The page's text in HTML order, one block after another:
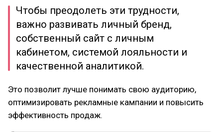
Чтобы преодолеть эти трудности,
важно развивать личный бренд,
собственный сайт с личным
кабинетом, системой лояльности и
качественной аналитикой.
Это позволит лучше понимать свою аудиторию,
оптимизировать рекламные кампании и повысить
эффективность продаж.